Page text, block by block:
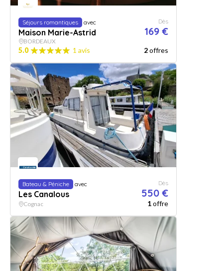
Séjours romantiques avec
Maison Marie-Astrid
Dès
169 €
BORDEAUX
5.0 1 avis 2offres
Bateau & Péniche avec
Les Canalous
Dès
550 €
Cognac 1offre